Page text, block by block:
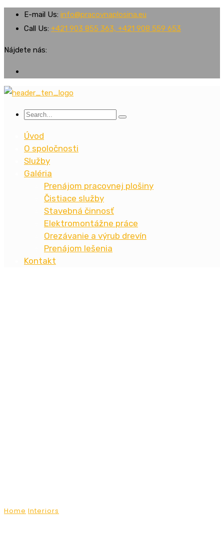
E-mail Us: info@pracovnaplosina.eu
Call Us: +421 903 855 363, +421 908 559 653
Nájdete nás:
Úvod
O spoločnosti
Služby
Galéria
Prenájom pracovnej plošiny
Čistiace služby
Stavebná činnosť
Elektromontážne práce
Orezávanie a výrub drevín
Prenájom lešenia
Kontakt
Home Interiors